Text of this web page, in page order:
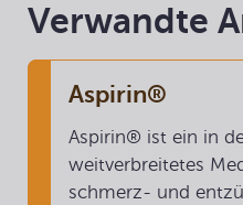
Verwandte
Aspirin®
Aspirin® ist ein in
weitverbreitetes
schmerz- und